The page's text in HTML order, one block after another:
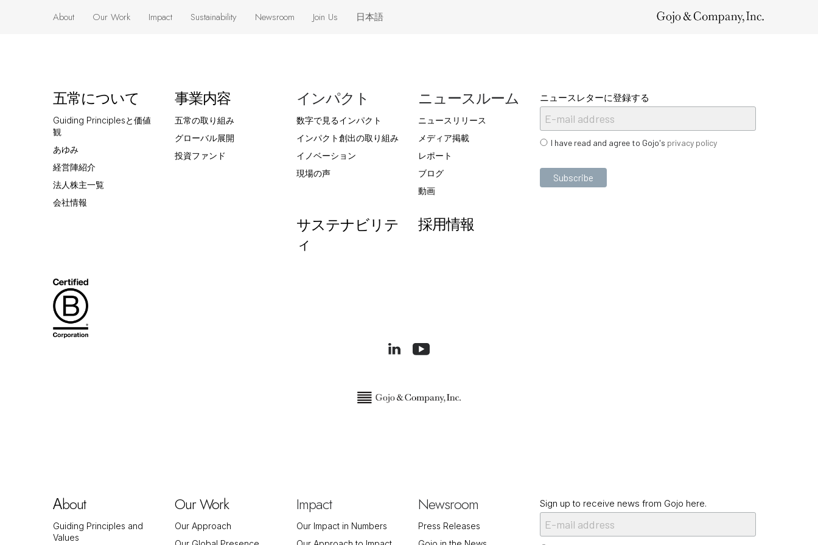
About
History
Our Shareholders
Corporate Information
Our Work
Our Investment Funds
Impact
Our Approach to
Impact
Our Innovation
Client Stories
Sustainability
Sustainability
Third Party Evaluation
Newsroom Join Us 日本語
五常について
Guiding Principlesと価値
観
あゆみ
経営陣紹介
法人株主一覧
会社情報
事業内容
五常の取り組み
グローバル展開
投資ファンド
インパクト
数字で見るインパクト
インパクト創出の取り組み
イノベーション
現場の声
サステナビリテ
ィ
ニュースルーム
ニュースリリース
メディア掲載
レポート
ブログ
動画
採用情報
ニュースレターに登録する
I have read and agree to Gojo's privacy policy
About
Guiding Principles and
Values
Our Work
Our Approach
Impact
Our Impact in Numbers
Newsroom
Press Releases
Sign up to receive news from Gojo here.